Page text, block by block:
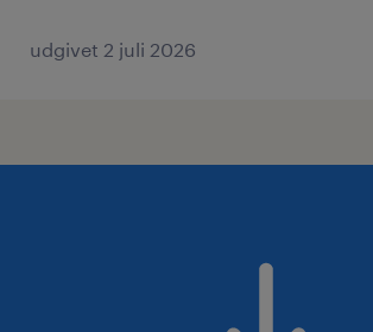
udgivet 2 juli 2026